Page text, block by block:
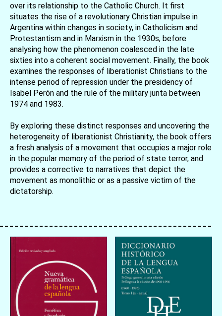
over its relationship to the Catholic Church. It first
situates the rise of a revolutionary Christian impulse in
Argentina within changes in society, in Catholicism and
Protestantism and in Marxism in the 1930s, before
analysing how the phenomenon coalesced in the late
sixties into a coherent social movement. Finally, the book
examines the responses of liberationist Christians to the
intense period of repression under the presidency of
Isabel Perón and the rule of the military junta between
1974 and 1983.
By exploring these distinct responses and uncovering the
heterogeneity of liberationist Christianity, the book offers
a fresh analysis of a movement that occupies a major role
in the popular memory of the period of state terror, and
provides a corrective to narratives that depict the
movement as monolithic or as a passive victim of the
dictatorship.